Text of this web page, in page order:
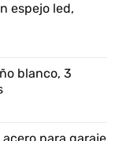
espejo led,
blanco, 3